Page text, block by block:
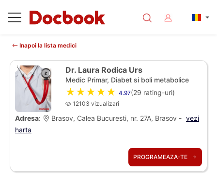
Inapoi la lista medici
Dr. Laura Rodica Urs
Medic Primar, Diabet si boli metabolice
★★★★★ 4.97(29 rating-uri)
12103 vizualizari
Adresa: Brasov, Calea Bucuresti, nr. 27A, Brasov - vezi
harta
PROGRAMEAZA-TE